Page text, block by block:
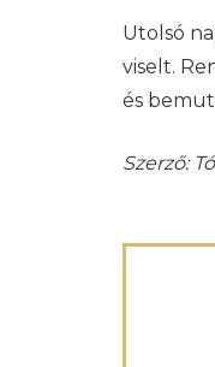
Utolsó
viselt.
és
Szerző: